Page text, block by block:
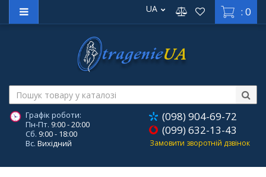
: 0
UA
Графік роботи:
Пн-Пт. 9:00 - 20:00
Сб. 9:00 - 18:00
Вс. Вихідний
(098) 904-69-72
(099) 632-13-43
Замовити зворотній дзвінок